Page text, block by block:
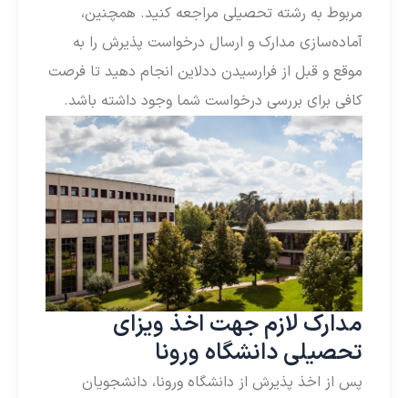
مربوط به رشته تحصیلی مراجعه کنید. همچنین،
آماده‌سازی مدارک و ارسال درخواست پذیرش را به
موقع و قبل از فرارسیدن ددلاین انجام دهید تا فرصت
کافی برای بررسی درخواست شما وجود داشته باشد.
مدارک لازم جهت اخذ ویزای
تحصیلی دانشگاه ورونا
پس از اخذ پذیرش از دانشگاه ورونا، دانشجویان